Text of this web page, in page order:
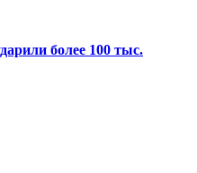
более 100 тыс.